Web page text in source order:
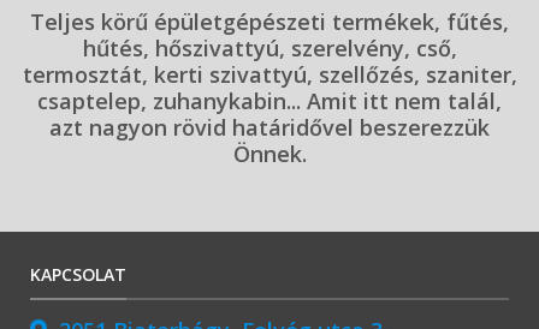
Teljes körű épületgépészeti termékek, fűtés,
hűtés, hőszivattyú, szerelvény, cső,
termosztát, kerti szivattyú, szellőzés, szaniter,
csaptelep, zuhanykabin... Amit itt nem talál,
azt nagyon rövid határidővel beszerezzük
Önnek.
KAPCSOLAT